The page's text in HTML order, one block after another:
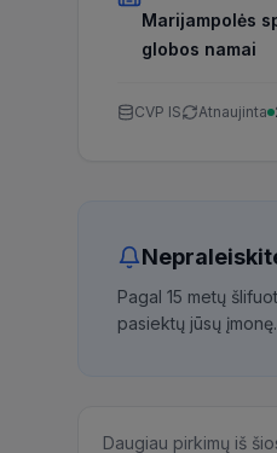
Marijampolės
globos namai
CVP IS Atnaujinta
Pagal 15 metų
pasiektų jūsų
Daugiau pirkimų iš